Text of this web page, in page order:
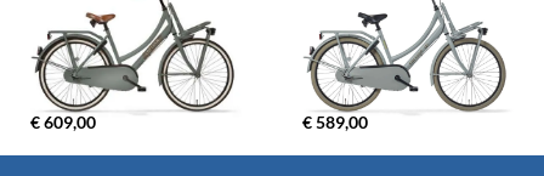
€ 609,00 € 589,00